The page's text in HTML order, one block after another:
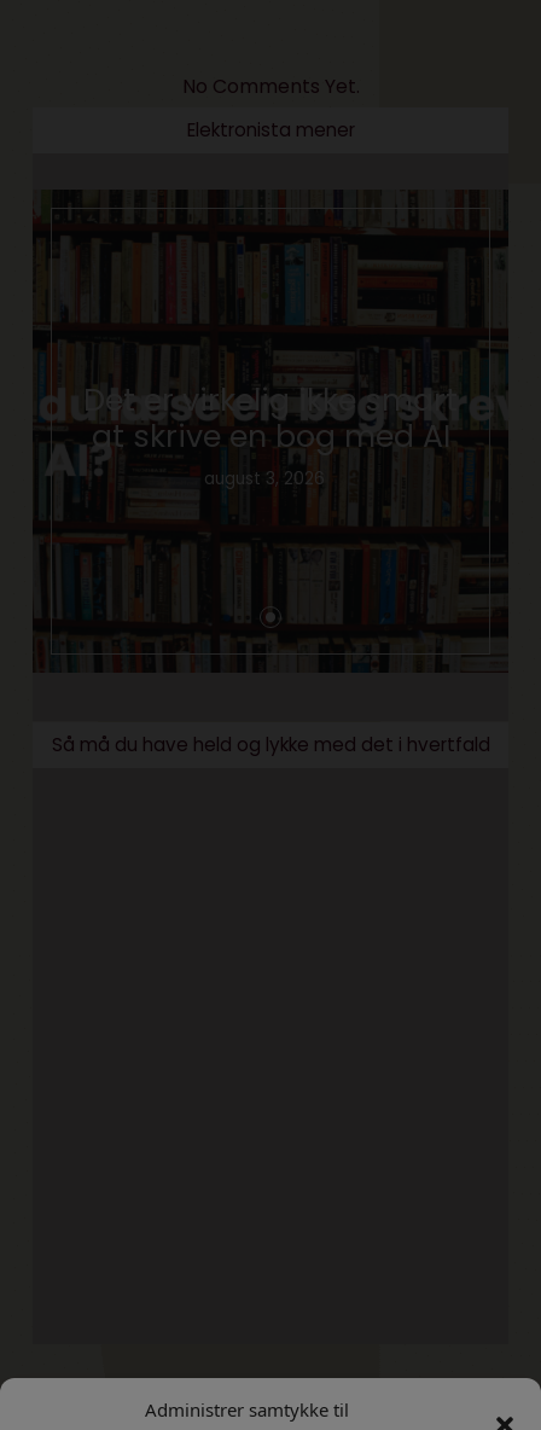
Administrer samtykke til
No Comments Yet.
Elektronista mener
Det er virkelig ikke smart
at skrive en bog med AI
august 3, 2026
Så må du have held og lykke med det i hvertfald